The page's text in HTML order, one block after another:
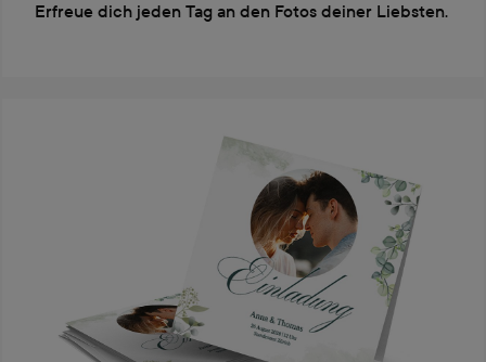
Erfreue dich jeden Tag an den Fotos deiner Liebsten.